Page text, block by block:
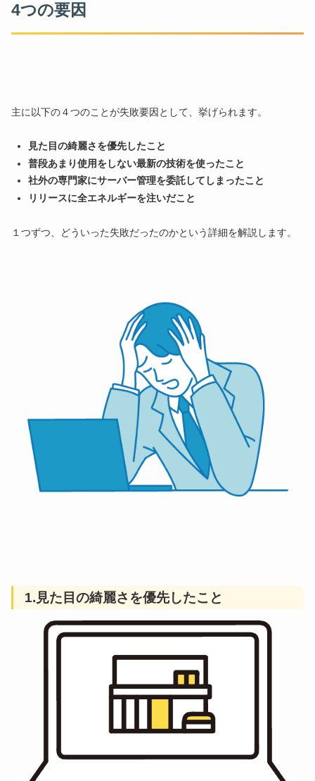
4つの要因
主に以下の４つのことが失敗要因として、挙げられます。
見た目の綺麗さを優先したこと
普段あまり使用をしない最新の技術を使ったこと
社外の専門家にサーバー管理を委託して しまったこと
リリースに全エネルギーを注いだこと
１つずつ、どういった失敗だったのかという詳細を解説します。
1.見た目の綺麗さを優先したこと